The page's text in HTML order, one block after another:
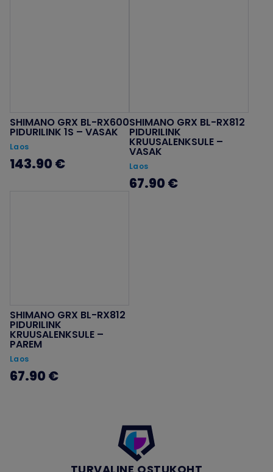
SHIMANO GRX BL-RX600
PIDURILINK 1S – VASAK
Laos
143.90 €
SHIMANO GRX BL-RX812
PIDURILINK
KRUUSALENKSULE –
VASAK
Laos
67.90 €
SHIMANO GRX BL-RX812
PIDURILINK
KRUUSALENKSULE –
PAREM
Laos
67.90 €